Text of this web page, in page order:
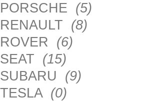
PORSCHE (5)
RENAULT (8)
ROVER (6)
SEAT (15)
SUBARU (9)
TESLA (0)